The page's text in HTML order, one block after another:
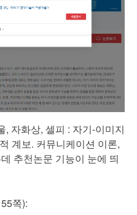
, 자화상, 셀피 : 자기-이미지
계보. 커뮤니케이션 이론,
추천논문 기능이 눈에 띄
쪽):